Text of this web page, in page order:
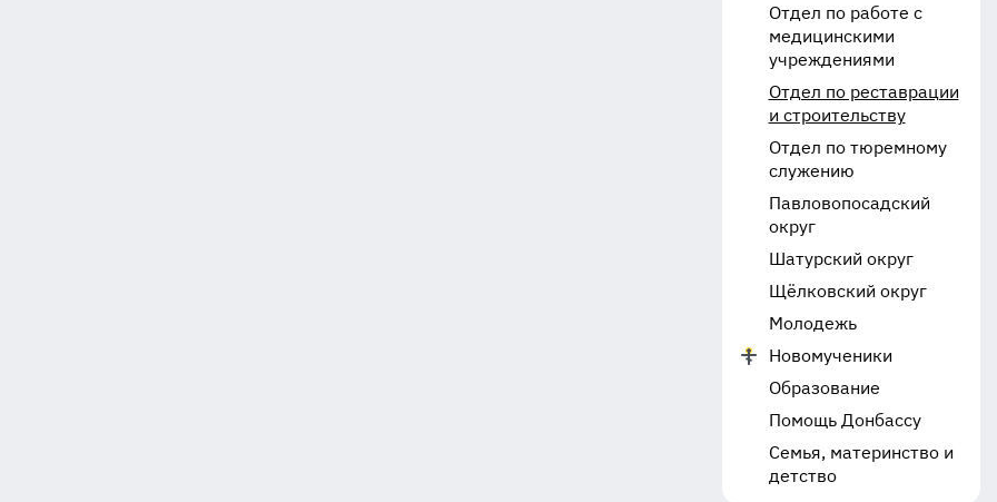
Отдел по работе с
медицинскими
учреждениями
Отдел по реставрации
и строительству
Отдел по тюремному
служению
Павловопосадский
округ
Шатурский округ
Щёлковский округ
Молодежь
Новомученики
Образование
Помощь Донбассу
Семья, материнство и
детство